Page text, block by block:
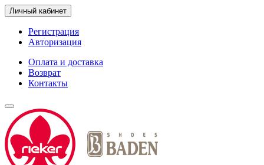
Личный кабинет
Регистрация
Авторизация
Оплата и доставка
Возврат
Контакты